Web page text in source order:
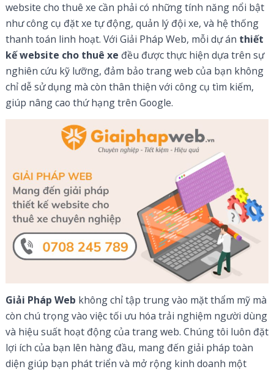
website cho thuê xe cần phải có những tính năng nổi bật
như công cụ đặt xe tự động, quản lý đội xe, và hệ thống
thanh toán linh hoạt. Với Giải Pháp Web, mỗi dự án thiết
kế website cho thuê xe đều được thực hiện dựa trên sự
nghiên cứu kỹ lưỡng, đảm bảo trang web của bạn không
chỉ dễ sử dụng mà còn thân thiện với công cụ tìm kiếm,
giúp nâng cao thứ hạng trên Google.
Giải Pháp Web không chỉ tập trung vào mặt thẩm mỹ mà
còn chú trọng vào việc tối ưu hóa trải nghiệm người dùng
và hiệu suất hoạt động của trang web. Chúng tôi luôn đặt
lợi ích của bạn lên hàng đầu, mang đến giải pháp toàn
diện giúp bạn phát triển và mở rộng kinh doanh một